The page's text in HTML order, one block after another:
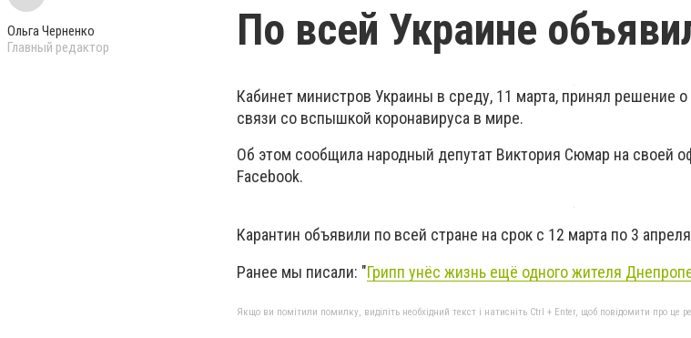
Ольга Черненко
Главный редактор
По всей Украине
Кабинет министров Украины в среду, 11 марта, принял решение о
связи со вспышкой коронавируса в мире.
Об этом сообщила народный депутат Виктория Сюмар на своей
Facebook.
Карантин объявили по всей стране на срок с 12 марта по 3
Ранее мы писали: "Грипп унёс жизнь ещё одного жителя
Якщо ви помітили помилку, виділіть необхідний текст і натисніть Ctrl + Enter, щоб повідомити про це